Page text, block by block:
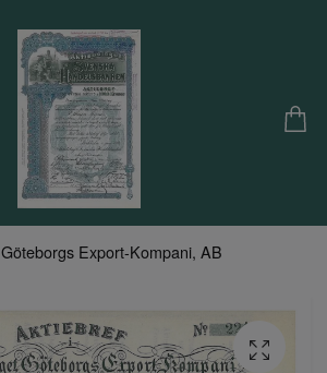
Göteborgs Export-Kompani, AB